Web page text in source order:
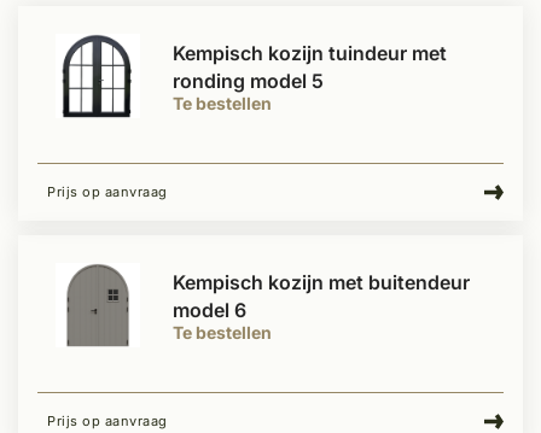
Te bestellen
Kempisch kozijn tuindeur met
ronding model 5
Prijs op aanvraag
Te bestellen
Kempisch kozijn met buitendeur
model 6
Prijs op aanvraag